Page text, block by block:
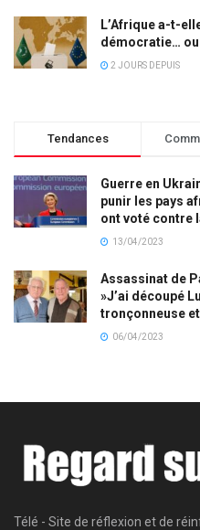
L’Afrique a-t-
démocratie…
2 JOURS DEPUIS
Tendances
Guerre en
punir les pays
ont voté contre
13/04/2023
Assassinat de
»J’ai découpé
tronçonneuse
06/04/2023
Télé - Site de réflexion et de